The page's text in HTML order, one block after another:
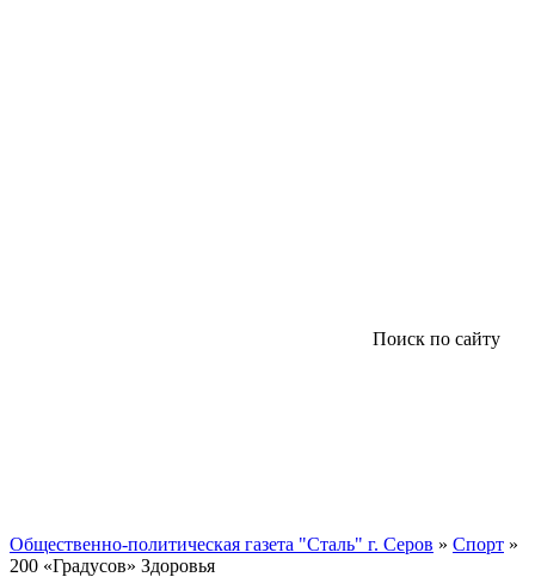
Поиск по сайту
Общественно-политическая газета "Сталь" г. Серов » Спорт »
200 «Градусов» Здоровья